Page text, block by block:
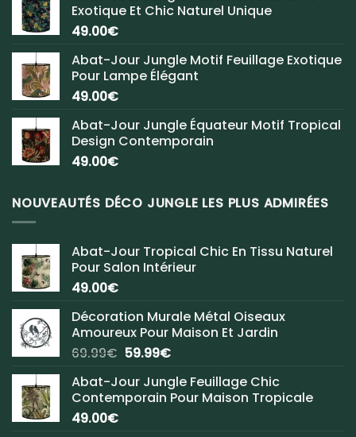
13.00€
Exotique Et Chic Naturel Unique
49.00€
Abat-Jour Jungle Motif Feuillage Exotique
Pour Lampe Élégant
49.00€
Abat-Jour Jungle Équateur Motif Tropical
Design Contemporain
49.00€
NOUVEAUTÉS DÉCO JUNGLE LES PLUS ADMIRÉES
Abat-Jour Tropical Chic En Tissu Naturel
Pour Salon Intérieur
49.00€
Décoration Murale Métal Oiseaux
Amoureux Pour Maison Et Jardin
69.99€ Le
initial
était :
59.99€Le
actuel
est :
Abat-Jour Jungle Feuillage Chic
Contemporain Pour Maison Tropicale
49.00€